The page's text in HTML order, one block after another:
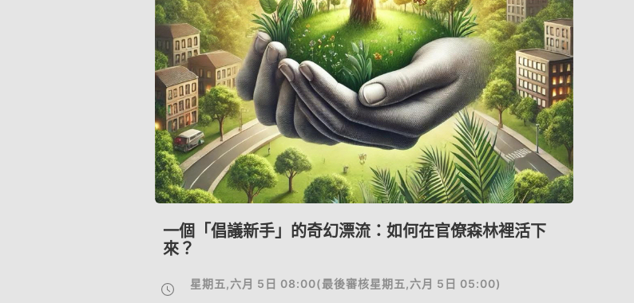
一個「倡議新手」的奇幻漂流：如何在官僚森林裡活下
來？
星期五,六月 5日 08:00(最後審核星期五,六月 5日 05:00)